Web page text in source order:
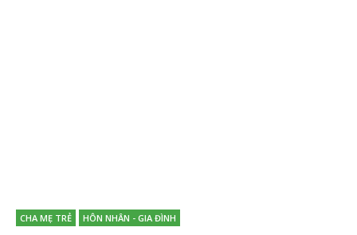
CHA MẸ TRẺ HÔN NHÂN - GIA ĐÌNH